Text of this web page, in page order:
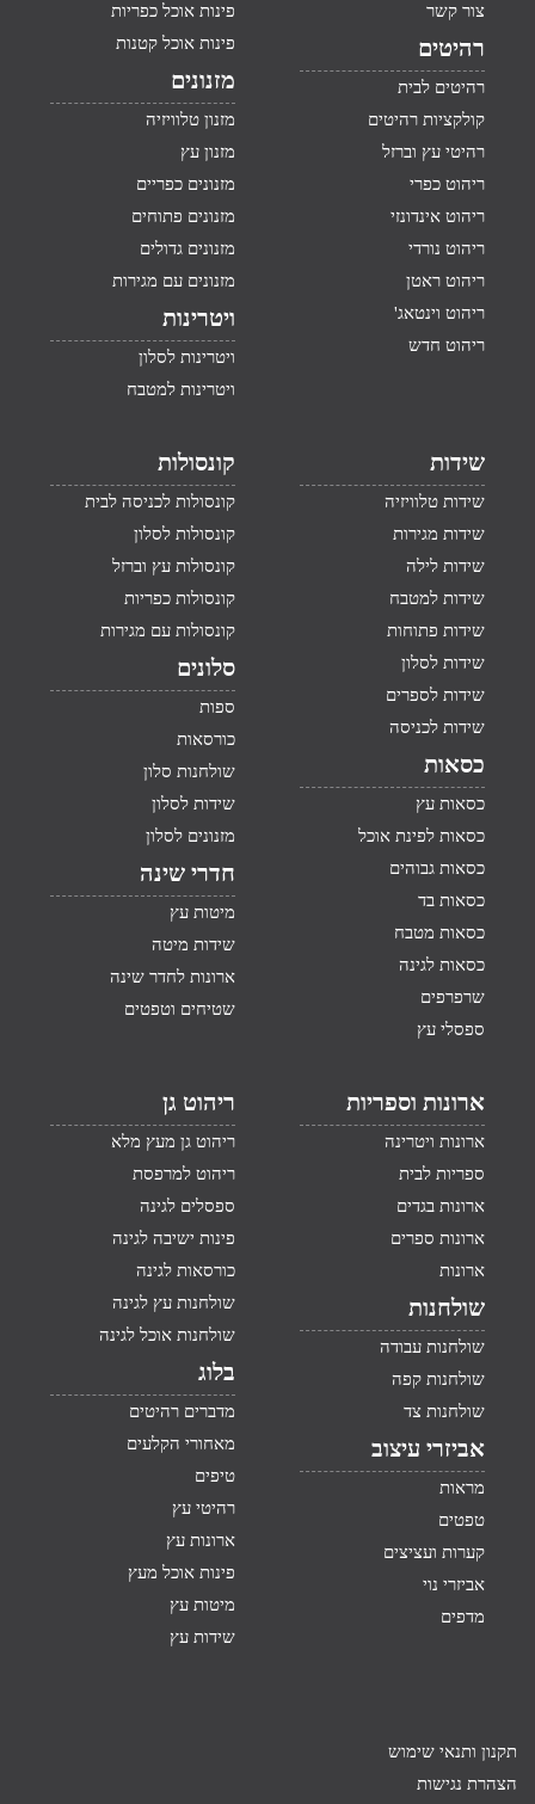
צור קשר
רהיטים
רהיטים לבית
קולקציות רהיטים
רהיטי עץ וברזל
ריהוט כפרי
ריהוט אינדונזי
ריהוט נורדי
ריהוט ראטן
ריהוט וינטאג'
ריהוט חדש
פינות אוכל כפריות
פינות אוכל קטנות
מזנונים
מזנון טלוויזיה
מזנון עץ
מזנונים כפריים
מזנונים פתוחים
מזנונים גדולים
מזנונים עם מגירות
ויטרינות
ויטרינות לסלון
ויטרינות למטבח
שידות
שידות טלוויזיה
שידות מגירות
שידות לילה
שידות למטבח
שידות פתוחות
שידות לסלון
שידות לספרים
שידות לכניסה
כסאות
כסאות עץ
כסאות לפינת אוכל
כסאות גבוהים
כסאות בד
כסאות מטבח
כסאות לגינה
שרפרפים
ספסלי עץ
קונסולות
קונסולות לכניסה לבית
קונסולות לסלון
קונסולות עץ וברזל
קונסולות כפריות
קונסולות עם מגירות
סלונים
ספות
כורסאות
שולחנות סלון
שידות לסלון
מזנונים לסלון
חדרי שינה
מיטות עץ
שידות מיטה
ארונות לחדר שינה
שטיחים וטפטים
ארונות וספריות
ארונות ויטרינה
ספריות לבית
ארונות בגדים
ארונות ספרים
ארונות
שולחנות
שולחנות עבודה
שולחנות קפה
שולחנות צד
אביזרי עיצוב
מראות
טפטים
קערות ועציצים
אביזרי נוי
מדפים
ריהוט גן
ריהוט גן מעץ מלא
ריהוט למרפסת
ספסלים לגינה
פינות ישיבה לגינה
כורסאות לגינה
שולחנות עץ לגינה
שולחנות אוכל לגינה
בלוג
מדברים רהיטים
מאחורי הקלעים
טיפים
רהיטי עץ
ארונות עץ
פינות אוכל מעץ
מיטות עץ
שידות עץ
תקנון ותנאי שימוש
הצהרת נגישות